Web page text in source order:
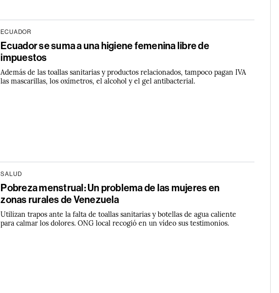
ECUADOR
Ecuador se suma a una higiene femenina libre de
impuestos
Además de las toallas sanitarias y productos relacionados, tampoco pagan IVA
las mascarillas, los oxímetros, el alcohol y el gel antibacterial.
SALUD
Pobreza menstrual: Un problema de las mujeres en
zonas rurales de Venezuela
Utilizan trapos ante la falta de toallas sanitarias y botellas de agua caliente
para calmar los dolores. ONG local recogió en un vídeo sus testimonios.